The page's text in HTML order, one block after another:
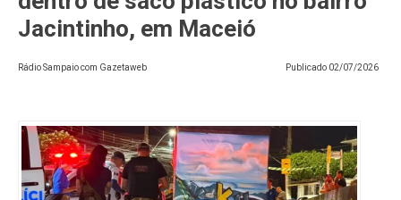
Jacintinho, em Maceió
Rádio Sampaio com Gazetaweb Publicado 02/07/2026